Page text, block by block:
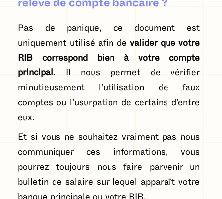
relevé de compte bancaire ?
Pas de panique, ce document est
uniquement utilisé afin devalider que votre
RIB correspond bien à votre compte
principal . Il nous permet de vérifier
minutieusement l’utilisation de faux
comptes ou l’usurpation de certains d’entre
eux.
Et si vous ne souhaitez vraiment pas nous
communiquer ces informations, vous
pourrez toujours nous faire parvenir un
bulletin de salaire sur lequel apparaît votre
banque principale ou votre RIB.